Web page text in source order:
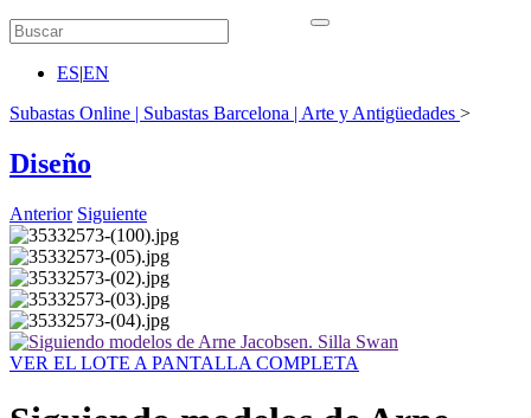
ES|EN
Subastas Online | Subastas Barcelona | Arte y Antigüedades >
Diseño
Anterior Siguiente
VER EL LOTE A PANTALLA COMPLETA